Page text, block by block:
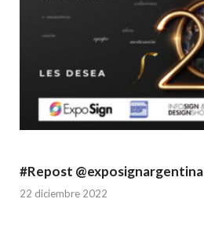
#Repost @exposignargentina
22 diciembre 2022